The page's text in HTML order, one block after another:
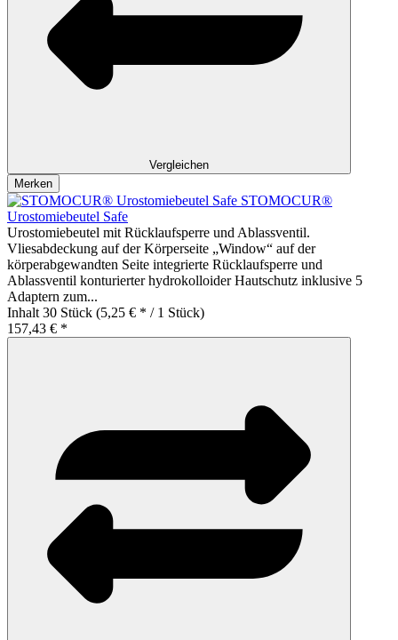
Vergleichen
Merken
STOMOCUR®
Urostomiebeutel Safe
Urostomiebeutel mit Rücklaufsperre und Ablassventil.
Vliesabdeckung auf der Körperseite „Window“ auf der
körperabgewandten Seite integrierte Rücklaufsperre und
Ablassventil konturierter hydrokolloider Hautschutz inklusive 5
Adaptern zum...
Inhalt 30 Stück (5,25 € * / 1 Stück)
157,43 € *